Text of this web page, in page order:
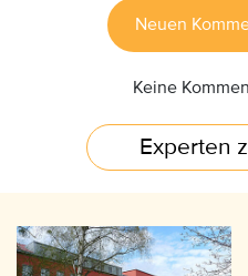
Neuen
Keine
Experten